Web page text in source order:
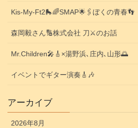
Kis-My-Ft2🛼🌈SMAP🌟🖇️ぼくの青春👣
森岡毅さん🔢株式会社 刀⚔️のお話
Mr.Children🎤🎸×湯野浜､庄内､山形🌅
イベントでギター演奏🎸🎶
アーカイブ
2026年8月